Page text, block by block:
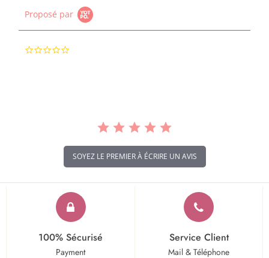
Proposé par
SOYEZ LE PREMIER À ÉCRIRE UN AVIS
100% Sécurisé
Payment
Service Client
Mail & Téléphone